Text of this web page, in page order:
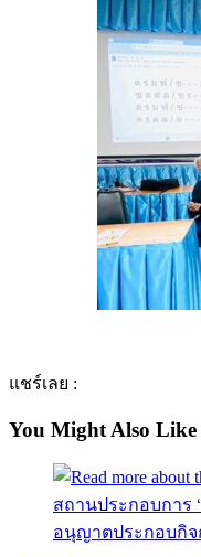
แชร์เลย :
You Might Also Like